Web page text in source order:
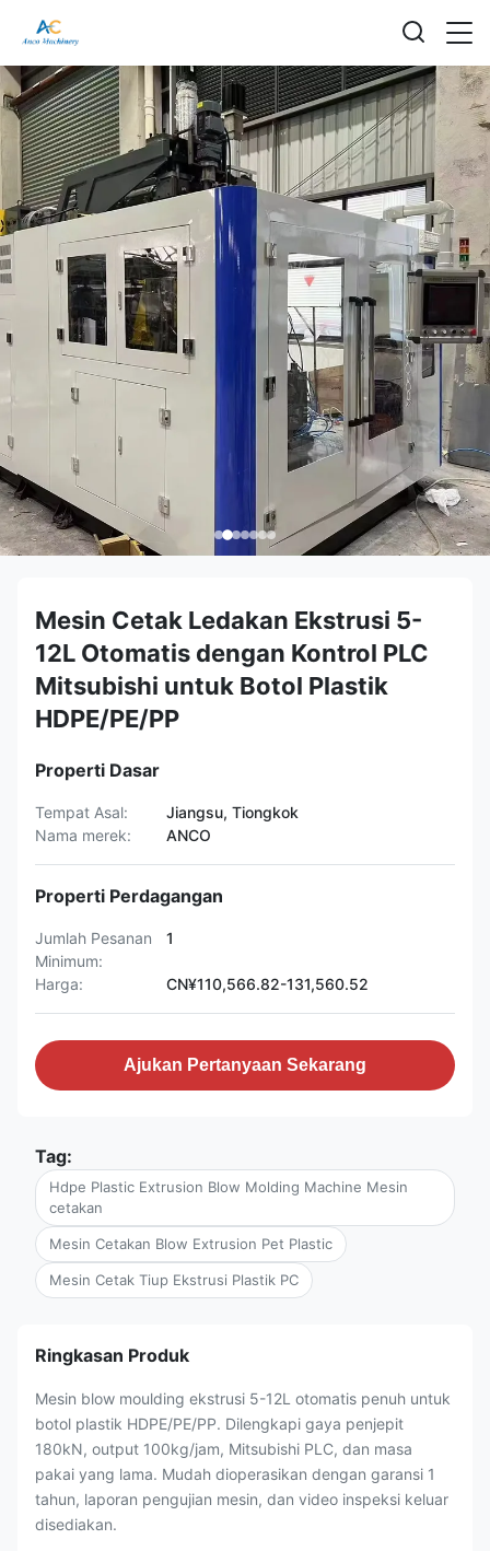
Mesin Cetak Ledakan Ekstrusi 5-
12L Otomatis dengan Kontrol PLC
Mitsubishi untuk Botol Plastik
HDPE/PE/PP
Properti Dasar
Tempat Asal:
Jiangsu, Tiongkok
Nama merek:
ANCO
Properti Perdagangan
Jumlah Pesanan
Minimum:
1
Harga: CN¥110,566.82-131,560.52
Ajukan Pertanyaan Sekarang
Tag:
Hdpe Plastic Extrusion Blow Molding Machine Mesin
cetakan
Mesin Cetakan Blow Extrusion Pet Plastic
Mesin Cetak Tiup Ekstrusi Plastik PC
Ringkasan Produk
Mesin blow moulding ekstrusi 5-12L otomatis penuh untuk
botol plastik HDPE/PE/PP. Dilengkapi gaya penjepit
180kN, output 100kg/jam, Mitsubishi PLC, dan masa
pakai yang lama. Mudah dioperasikan dengan garansi 1
tahun, laporan pengujian mesin, dan video inspeksi keluar
disediakan.